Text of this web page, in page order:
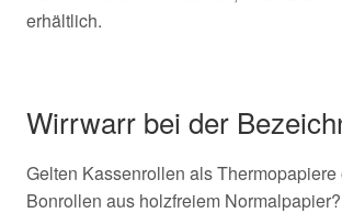
erhältlich.
Wirrwarr bei der
Gelten Kassenrollen als Thermopapiere
Bonrollen aus holzfreiem